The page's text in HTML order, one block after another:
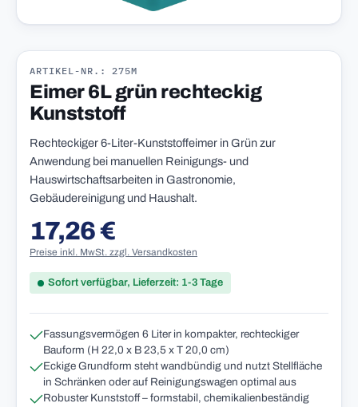
ARTIKEL-NR.: 275M
Eimer 6L grün rechteckig
Kunststoff
Rechteckiger 6-Liter-Kunststoffeimer in Grün zur
Anwendung bei manuellen Reinigungs- und
Hauswirtschaftsarbeiten in Gastronomie,
Gebäudereinigung und Haushalt.
Regulärer Preis:
17,26 €
Preise inkl. MwSt. zzgl. Versandkosten
Sofort verfügbar, Lieferzeit: 1-3 Tage
Fassungsvermögen 6 Liter in kompakter, rechteckiger
Bauform (H 22,0 x B 23,5 x T 20,0 cm)
Eckige Grundform steht wandbündig und nutzt Stellfläche
in Schränken oder auf Reinigungswagen optimal aus
Robuster Kunststoff – formstabil, chemikalienbeständig